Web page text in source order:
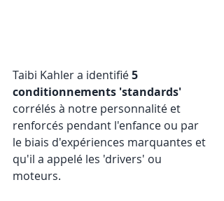
Taibi Kahler a identifié 5
conditionnements 'standards'
corrélés à notre personnalité et
renforcés pendant l'enfance ou par
le biais d'expériences marquantes et
qu'il a appelé les 'drivers' ou
moteurs.